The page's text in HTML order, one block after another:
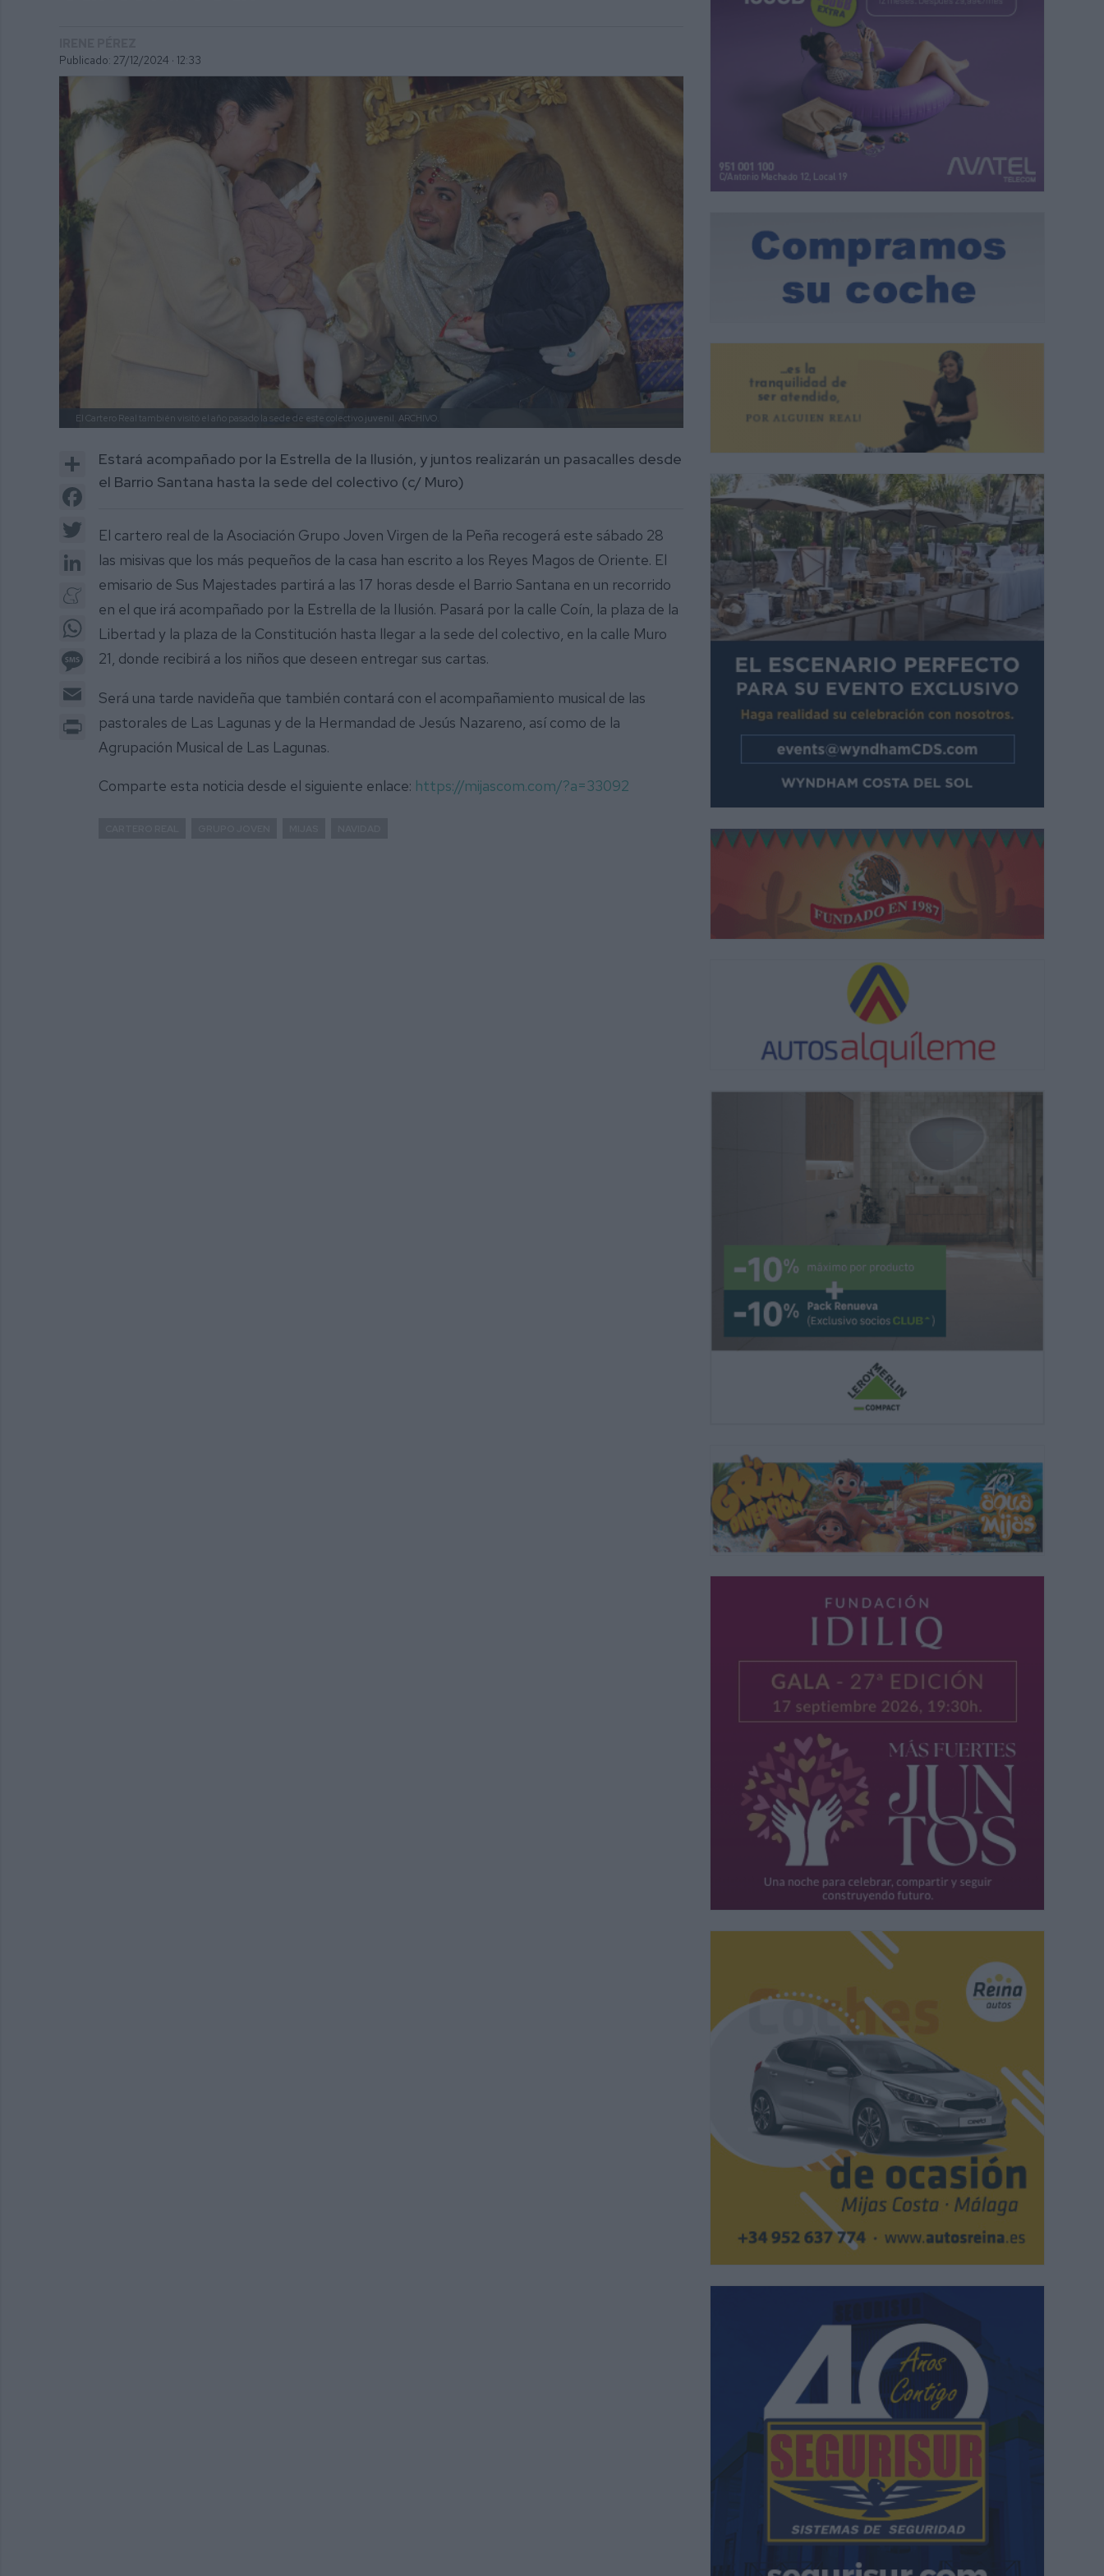
Publicado: 27/12/2024 · 12:33
El Cartero Real también visitó el año pasado la sede de este colectivo juvenil. ARCHIVO.
Share
Facebook
LinkedIn
Meneame
WhatsApp
Message
Print
Estará acompañado por la Estrella de la Ilusión, y juntos realizarán un pasacalles desde
el Barrio Santana hasta la sede del colectivo (c/ Muro)
El cartero real de la Asociación Grupo Joven Virgen de la Peña recogerá este sábado 28
las misivas que los más pequeños de la casa han escrito a los Reyes Magos de Oriente. El
emisario de Sus Majestades partirá a las 17 horas desde el Barrio Santana en un recorrido
en el que irá acompañado por la Estrella de la Ilusión. Pasará por la calle Coín, la plaza de la
Libertad y la plaza de la Constitución hasta llegar a la sede del colectivo, en la calle Muro
21, donde recibirá a los niños que deseen entregar sus cartas.
Será una tarde navideña que también contará con el acompañamiento musical de las
pastorales de Las Lagunas y de la Hermandad de Jesús Nazareno, así como de la
Agrupación Musical de Las Lagunas.
Comparte esta noticia desde el siguiente enlace: https://mijascom.com/?a=33092